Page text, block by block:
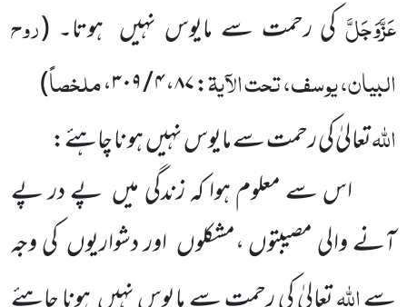
عَزَّوَجَلَّکی رحمت سے مایوس نہیں ہوتا۔ (روح
البیان، یوسف، تحت الآیۃ:۸۷،۴ / ۳۰۹ ،ملخصاً)
اللّٰہتعالیٰ کی رحمت سے مایوس نہیں ہو نا چاہئے:
اس سے معلوم ہوا کہ زندگی میں پے در پے
آنے والی مصیبتوں ،مشکلوں اور دشواریوں کی وجہ
اللّٰہ